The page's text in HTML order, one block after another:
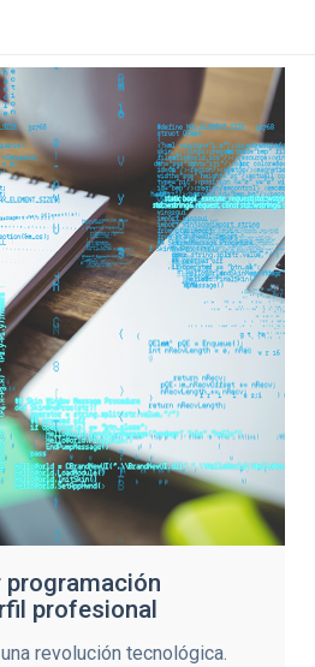
programación
profesional
revolución tecnológica.